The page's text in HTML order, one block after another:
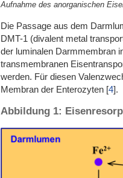
Aufnahme des anorganischen
Die Passage aus dem
DMT-1 (divalent metal
der luminalen Darmmembran
transmembranen
werden. Für diesen
Membran der Enterozyten [4].
Abbildung 1: